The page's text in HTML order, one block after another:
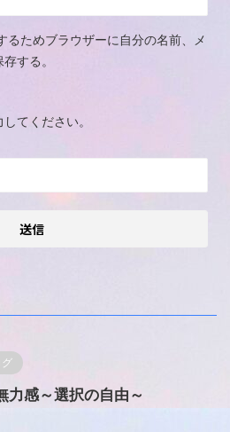
るためブラウザーに自分の名前、メ
する。
てください。
力感～選択の自由～